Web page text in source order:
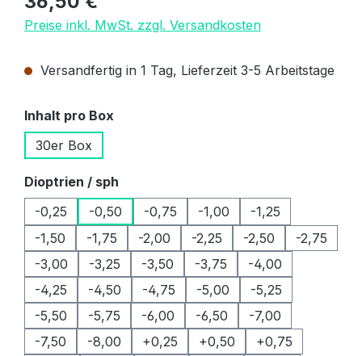
Preise inkl. MwSt. zzgl. Versandkosten
Versandfertig in 1 Tag, Lieferzeit 3-5 Arbeitstage
Inhalt pro Box
30er Box
Dioptrien / sph
-0,25
-0,50 -0,75 -1,00
-1,25
-1,50
-1,75 -2,00 -2,25 -2,50
-2,75
-3,00
-3,25 -3,50 -3,75
-4,00
-4,25
-4,50 -4,75 -5,00
-5,25
-5,50
-5,75 -6,00 -6,50
-7,00
-7,50
-8,00 +0,25 +0,50
+0,75